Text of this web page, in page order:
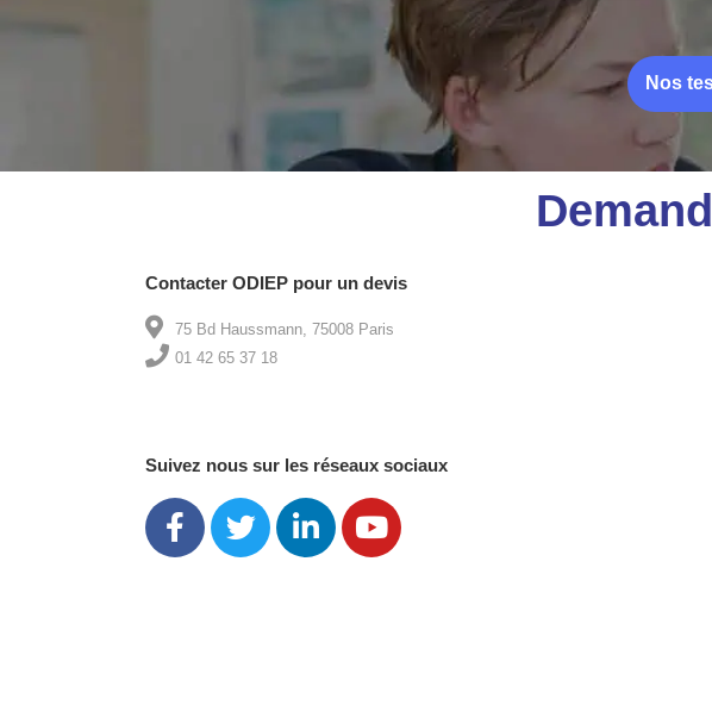
Nos
Contacter ODIEP pour un devis
75 Bd Haussmann, 75008 Paris
01 42 65 37 18
Suivez nous sur les réseaux sociaux